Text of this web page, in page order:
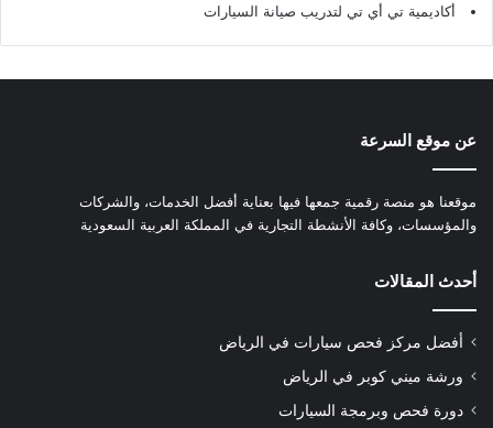
أكاديمية تي أي تي لتدريب صيانة السيارات
عن موقع السرعة
موقعنا هو منصة رقمية جمعها فيها بعناية أفضل الخدمات، والشركات
والمؤسسات، وكافة الأنشطة التجارية في المملكة العربية السعودية
أحدث المقالات
أفضل مركز فحص سيارات في الرياض
ورشة ميني كوبر في الرياض
دورة فحص وبرمجة السيارات